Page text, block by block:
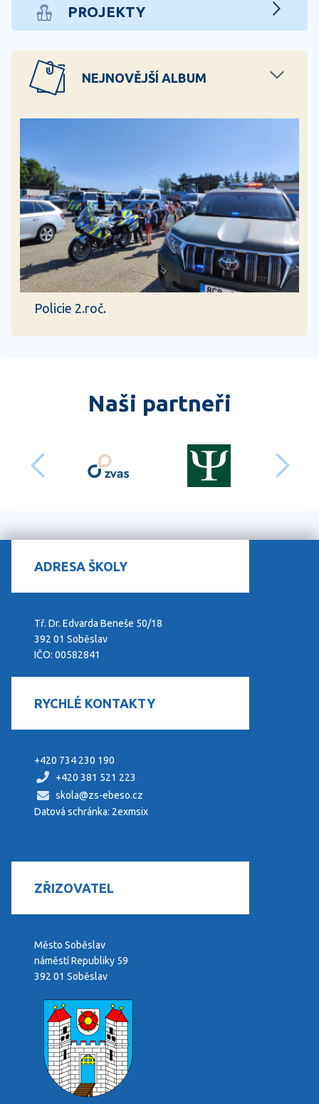
PROJEKTY
NEJNOVĚJŠÍ ALBUM
Policie 2.roč.
Naši partneři
ADRESA ŠKOLY
Tř. Dr. Edvarda Beneše 50/18
392 01 Soběslav
IČO: 00582841
RYCHLÉ KONTAKTY
+420 734 230 190
+420 381 521 223
skola@zs-ebeso.cz
Datová schránka: 2exmsix
ZŘIZOVATEL
Město Soběslav
náměstí Republiky 59
392 01 Soběslav